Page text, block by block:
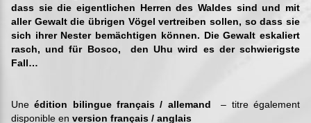
dass sie die eigentlichen Herren des Waldes sind und mit
aller Gewalt die übrigen Vögel vertreiben sollen, so dass sie
sich ihrer Nester bemächtigen können. Die Gewalt eskaliert
rasch, und für Bosco, den Uhu wird es der schwierigste
Fall…
Uneédition bilingue français / allemand
– titre également
disponible en version français / anglais